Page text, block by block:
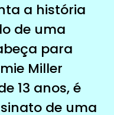
a história
de uma
para
Miller
13 anos, é
de uma